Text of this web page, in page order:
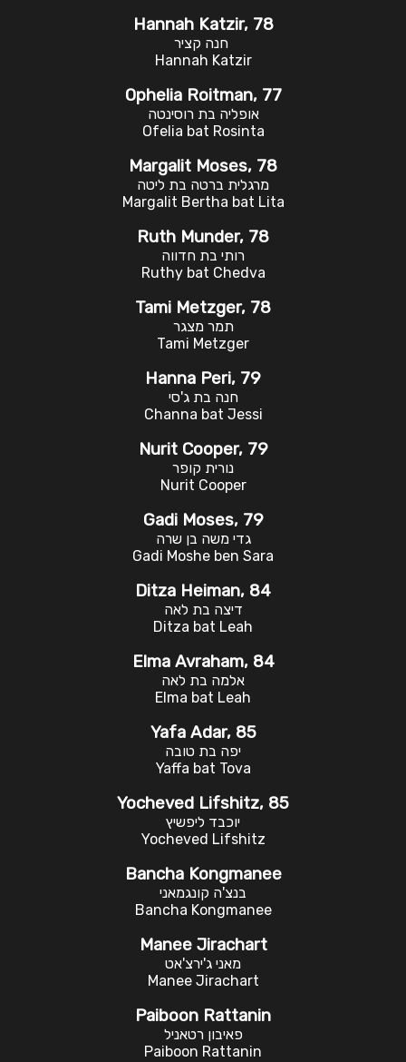
Hannah Katzir, 78
Hannah Katzir
Ophelia Roitman, 77
אופליה בת רוסינטה
Ofelia bat Rosinta
Margalit Moses, 78
מרגלית ברטה בת ליטה
Margalit Bertha bat Lita
Ruth Munder, 78
רותי בת חדווה
Ruthy bat Chedva
Tami Metzger, 78
תמר מצגר
Tami Metzger
Hanna Peri, 79
חנה בת ג'סי
Channa bat Jessi
Nurit Cooper, 79
נורית קופר
Nurit Cooper
Gadi Moses, 79
גדי משה בן שרה
Gadi Moshe ben Sara
Ditza Heiman, 84
דיצה בת לאה
Ditza bat Leah
Elma Avraham, 84
אלמה בת לאה
Elma bat Leah
Yafa Adar, 85
יפה בת טובה
Yaffa bat Tova
Yocheved Lifshitz, 85
יוכבד ליפשיץ
Yocheved Lifshitz
Bancha Kongmanee
בנצ'ה קונגמאני
Bancha Kongmanee
Manee Jirachart
מאני ג'ירצ'אט
Manee Jirachart
Paiboon Rattanin
פאיבון רטאניל
Paiboon Rattanin